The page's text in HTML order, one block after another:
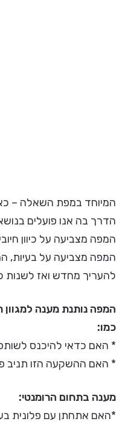
המיוחד במפת השאלה –
הדרך בה אנו פועלים
המפה מצביעה על כיוון
המפה מצביעה על בעיות,
להעריך מחדש ואז לשנות
המפה נותנת מענה
כמו:
* האם כדאי להיכנס
* האם ההשקעה הזו תניב
מענה בתחום הרומנטי:
*האם אתחתן עם פלונית